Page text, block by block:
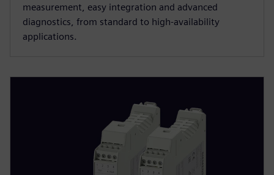
measurement, easy integration and advanced
diagnostics, from standard to high-availability
applications.